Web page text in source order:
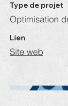
Type de projet
Optimisation
Lien
Site web